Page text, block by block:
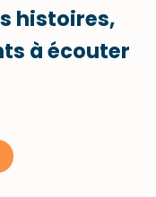
histoires,
à écouter